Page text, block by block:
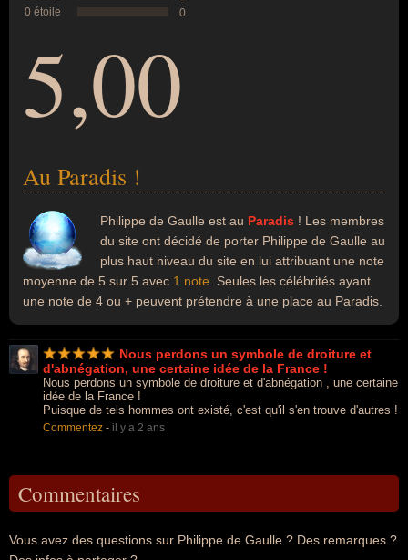
0 étoile
0
5,00
Au Paradis !
Philippe de Gaulle est au Paradis ! Les membres
du site ont décidé de porter Philippe de Gaulle au
plus haut niveau du site en lui attribuant une note
moyenne de 5 sur 5 avec 1 note . Seules les célébrités ayant
une note de 4 ou + peuvent prétendre à une place au Paradis.
Nous perdons un symbole de droiture et
d'abnégation, une certaine idée de la France !
Nous perdons un symbole de droiture et d'abnégation , une certaine
idée de la France !
Puisque de tels hommes ont existé, c'est qu'il s'en trouve d'autres !
Commentez - il y a 2 ans
Commentaires
Vous avez des questions sur Philippe de Gaulle ? Des remarques ?